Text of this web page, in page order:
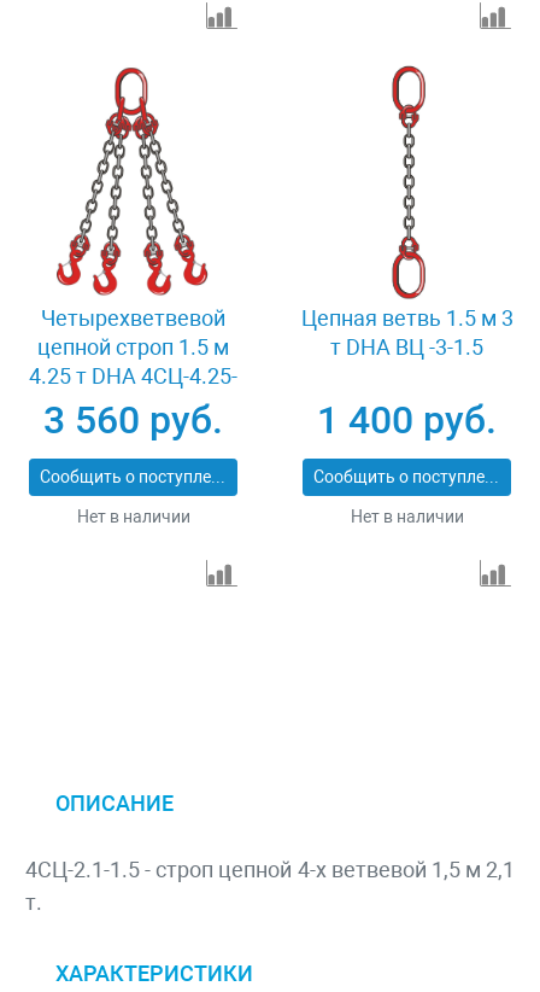
Четырехветвевой
цепной строп 1.5 м
4.25 т DHA 4СЦ-4.25-
1.5
3 560 руб.
Сообщить о поступлении
Нет в наличии
Цепная ветвь 1.5 м 3
т DHA ВЦ -3-1.5
1 400 руб.
Сообщить о поступлении
Нет в наличии
ОПИСАНИЕ
4СЦ-2.1-1.5 - строп цепной 4-х ветвевой 1,5 м 2,1
т.
ХАРАКТЕРИСТИКИ